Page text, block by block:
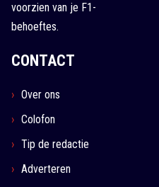
voorzien van je F1-
behoeftes.
CONTACT
Over ons
Colofon
Tip de redactie
Adverteren